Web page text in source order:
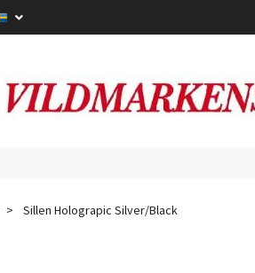
Sillen Holograpic Silver/Black